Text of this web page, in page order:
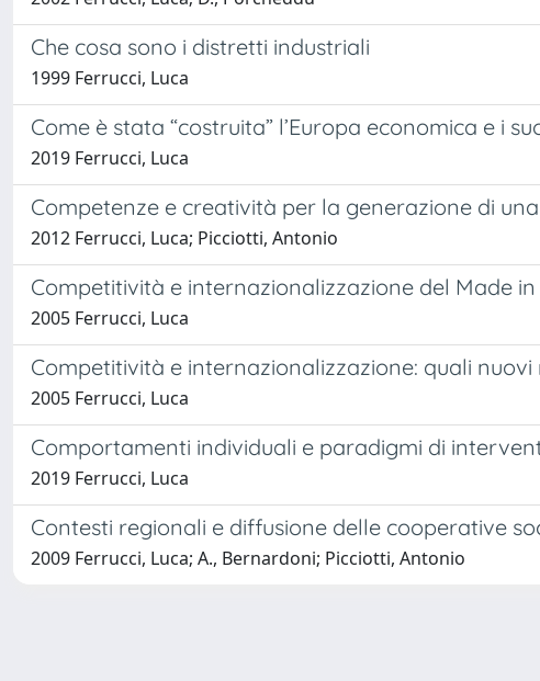
Che cosa sono i distretti industriali
1999 Ferrucci, Luca
Come è stata “costruita” l’Europa economica e i
2019 Ferrucci, Luca
Competenze e creatività per la generazione di
2012 Ferrucci, Luca; Picciotti, Antonio
Competitività e internazionalizzazione del Made
2005 Ferrucci, Luca
Competitività e internazionalizzazione: quali nuovi
2005 Ferrucci, Luca
Comportamenti individuali e paradigmi di
2019 Ferrucci, Luca
Contesti regionali e diffusione delle cooperative
2009 Ferrucci, Luca; A., Bernardoni; Picciotti, Antonio